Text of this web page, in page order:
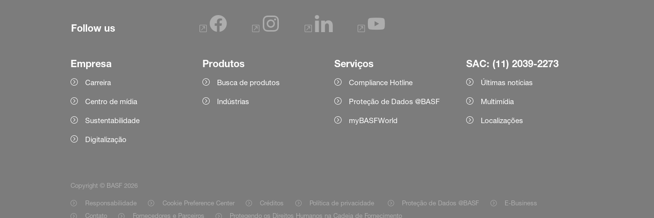
Follow us
Empresa
Carreira
Centro de mídia
Sustentabilidade
Digitalização
Produtos
Busca de produtos
Indústrias
Serviços
Compliance Hotline
Proteção de Dados @BASF
myBASFWorld
SAC: (11) 2039-2273
Últimas notícias
Multimídia
Localizações
Copyright © BASF 2026
Responsabilidade Cookie Preference Center Créditos Política de privacidade Proteção de Dados @BASF
E-Business
Contato
Fornecedores e Parceiros Protegendo os Direitos Humanos na Cadeia de Fornecimento